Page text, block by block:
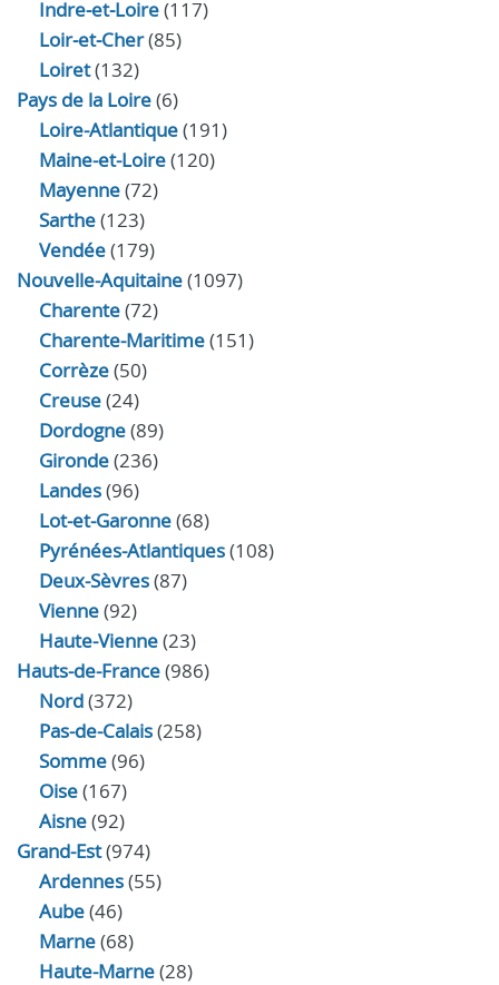
Indre‑et‑Loire(117)
Loir‑et‑Cher(85)
Loiret(132)
Pays de la Loire(6)
Loire-Atlantique(191)
Maine-et-Loire(120)
Mayenne(72)
Sarthe(123)
Vendée(179)
Nouvelle-Aquitaine(1097)
Charente(72)
Charente-Maritime(151)
Corrèze(50)
Creuse(24)
Dordogne(89)
Gironde(236)
Landes(96)
Lot-et-Garonne(68)
Pyrénées-Atlantiques(108)
Deux-Sèvres(87)
Vienne(92)
Haute-Vienne(23)
Hauts-de-France(986)
Nord(372)
Pas-de-Calais(258)
Somme(96)
Oise(167)
Aisne(92)
Grand-Est(974)
Ardennes(55)
Aube(46)
Marne(68)
Haute-Marne(28)